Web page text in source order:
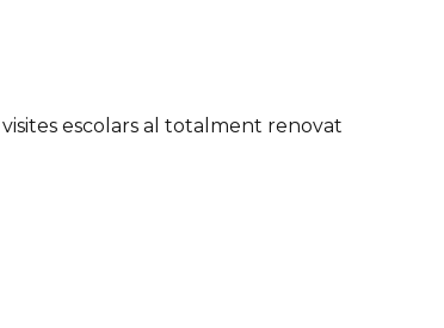
escolars al totalment renovat